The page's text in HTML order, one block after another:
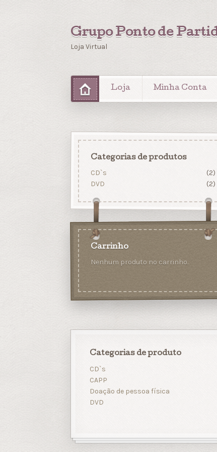
Grupo Ponto de
Loja Virtual
Loja Minha Conta
Categorias de produtos
CD`s
(2)
DVD
(2)
Carrinho
Nenhum produto no carrinho.
Categorias de produto
CD`s
CAPP
Doação de pessoa física
DVD